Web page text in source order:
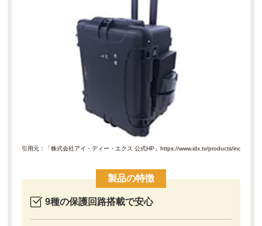
引用元：「株式会社アイ・ディー・エクス 公式HP」https://www.idx.tv/products/
製品の特徴
9種の保護回路搭載で安心